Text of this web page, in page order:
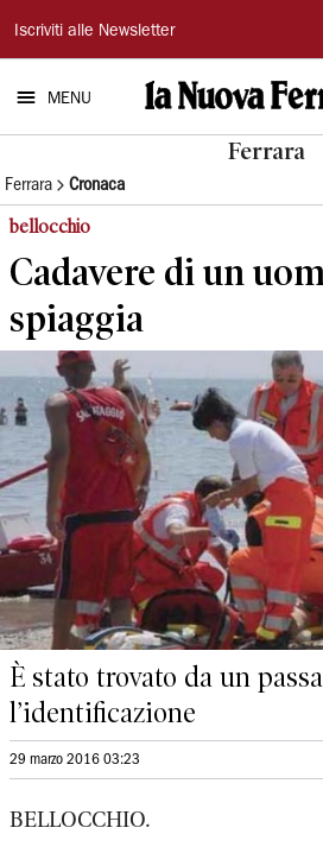
La
Nuova
Ferrara
Iscriviti alle Newsletter
MENU
Ferrara
Ferrara Cronaca
bellocchio
Cadavere di un
spiaggia
È stato trovato da un
l’identificazione
29 marzo 2016 03:23
BELLOCCHIO.